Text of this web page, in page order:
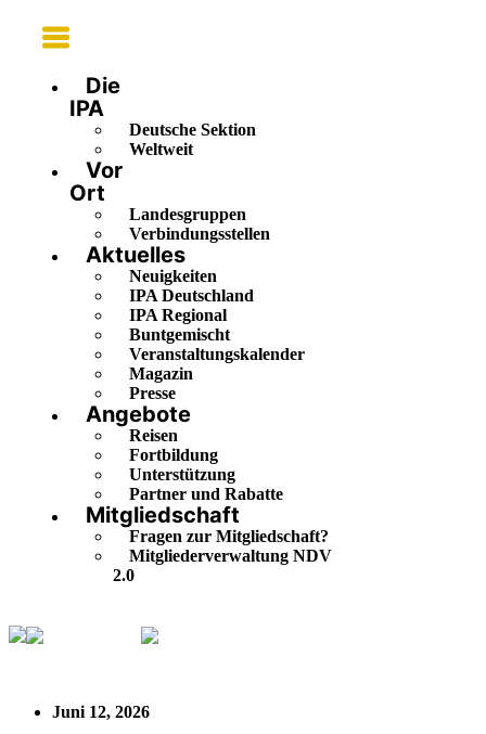
Main
Menu
Die
IPA
Deutsche Sektion
Weltweit
Vor
Ort
Landesgruppen
Verbindungsstellen
Aktuelles
Neuigkeiten
IPA Deutschland
IPA Regional
Buntgemischt
Veranstaltungskalender
Magazin
Presse
Angebote
Reisen
Fortbildung
Unterstützung
Partner und Rabatte
Mitgliedschaft
Fragen zur Mitgliedschaft?
Mitgliederverwaltung NDV
2.0
Juni 12, 2026